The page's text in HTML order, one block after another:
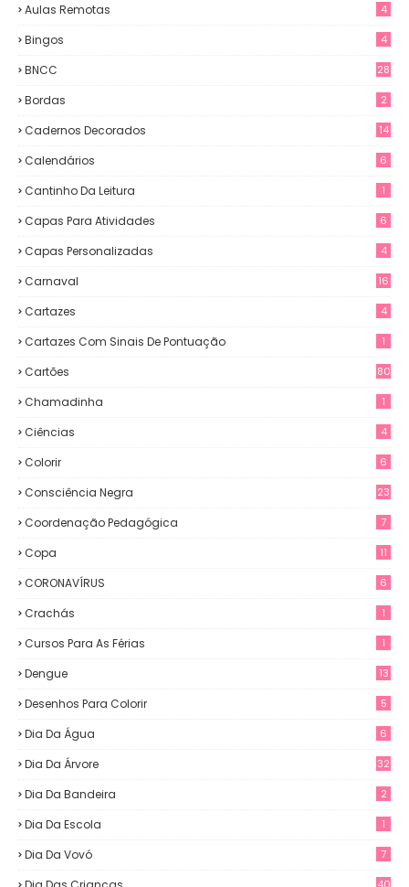
Aulas Remotas 4
Bingos 4
BNCC 28
Bordas 2
Cadernos Decorados 14
Calendários 6
Cantinho Da Leitura 1
Capas Para Atividades 6
Capas Personalizadas 4
Carnaval 16
Cartazes 4
Cartazes Com Sinais De Pontuação 1
Cartões 80
Chamadinha 1
Ciências 4
Colorir 6
Consciência Negra 23
Coordenação Pedagógica 7
Copa 11
CORONAVÍRUS 6
Crachás 1
Cursos Para As Férias 1
Dengue 13
Desenhos Para Colorir 5
Dia Da Água 6
Dia Da Árvore 32
Dia Da Bandeira 2
Dia Da Escola 1
Dia Da Vovó 7
40